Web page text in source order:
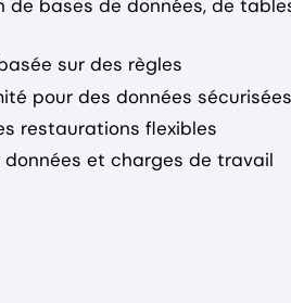
bases de données, de
sur des règles
pour des données sécurisées
restaurations flexibles
et charges de travail